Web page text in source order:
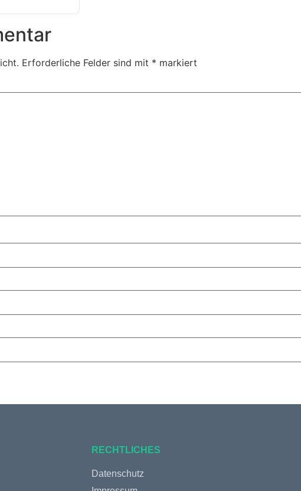
Erforderliche Felder sind mit * markiert
RECHTLICHES
Datenschutz